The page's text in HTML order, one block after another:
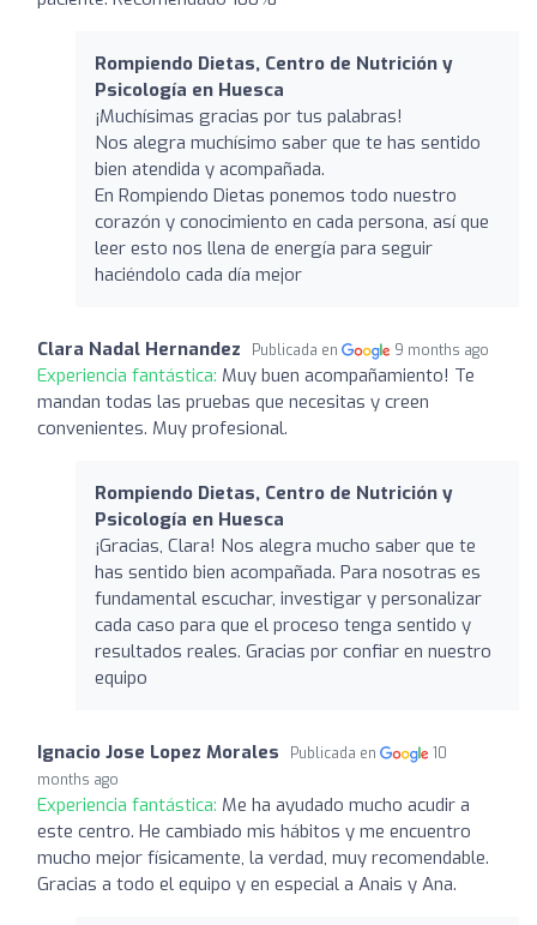
Rompiendo Dietas, Centro de Nutrición y
Psicología en Huesca
¡Muchísimas gracias por tus palabras!
Nos alegra muchísimo saber que te has sentido
bien atendida y acompañada.
En Rompiendo Dietas ponemos todo nuestro
corazón y conocimiento en cada persona, así que
leer esto nos llena de energía para seguir
haciéndolo cada día mejor
Clara Nadal Hernandez Publicada en 9 months ago
Experiencia fantástica: Muy buen acompañamiento! Te
mandan todas las pruebas que necesitas y creen
convenientes. Muy profesional.
Rompiendo Dietas, Centro de Nutrición y
Psicología en Huesca
¡Gracias, Clara! Nos alegra mucho saber que te
has sentido bien acompañada. Para nosotras es
fundamental escuchar, investigar y personalizar
cada caso para que el proceso tenga sentido y
resultados reales. Gracias por confiar en nuestro
equipo
Ignacio Jose Lopez Morales Publicada en
10
months ago
Experiencia fantástica: Me ha ayudado mucho acudir a
este centro. He cambiado mis hábitos y me encuentro
mucho mejor físicamente, la verdad, muy recomendable.
Gracias a todo el equipo y en especial a Anais y Ana.